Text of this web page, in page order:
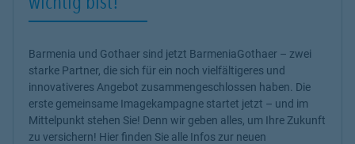
Barmenia und Gothaer sind jetzt BarmeniaGothaer – zwei
starke Partner, die sich für ein noch vielfältigeres und
innovativeres Angebot zusammengeschlossen haben. Die
erste gemeinsame Imagekampagne startet jetzt – und im
Mittelpunkt stehen Sie! Denn wir geben alles, um Ihre Zukunft
zu versichern! Hier finden Sie alle Infos zur neuen